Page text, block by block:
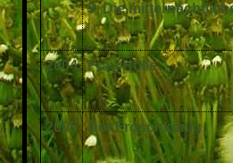
3. Die
2004 Frau Holle
2005 Der Froschkönig